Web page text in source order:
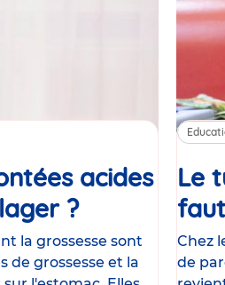
acides
?Article
la grossesse sont
de grossesse et la
Le
Chez
de